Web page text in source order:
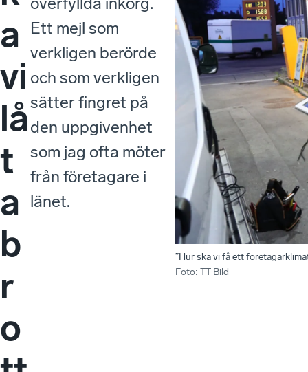
a
vi
lå
t
a
b
r
o
Ett mejl som
verkligen berörde
och som verkligen
sätter fingret på
den uppgivenhet
som jag ofta möter
från företagare i
länet.
”Hur ska vi få ett
Foto: TT Bild